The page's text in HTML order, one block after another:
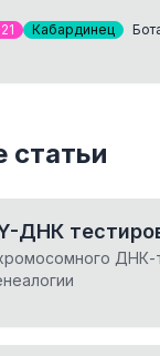
Кабардинец
статьи
ДНК
ДНК-